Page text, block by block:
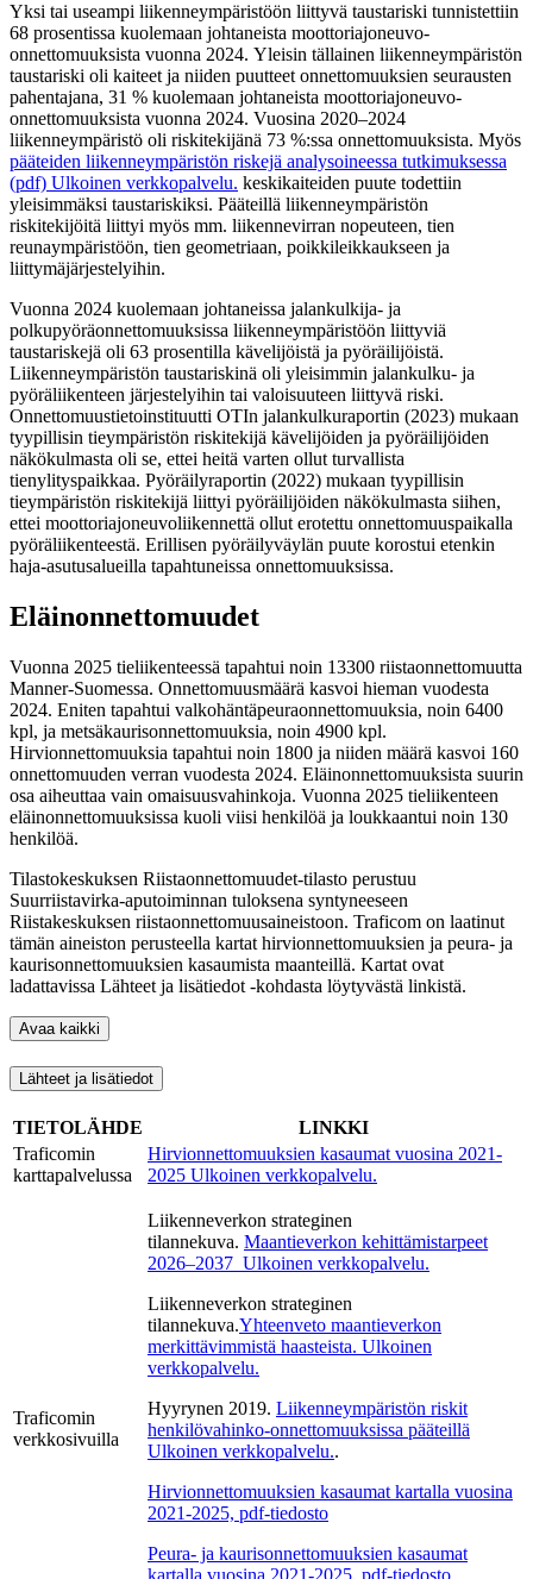
Yksi tai useampi liikenneympäristöön liittyvä taustariski tunnistettiin
68 prosentissa kuolemaan johtaneista moottoriajoneuvo-
onnettomuuksista vuonna 2024. Yleisin tällainen liikenneympäristön
taustariski oli kaiteet ja niiden puutteet onnettomuuksien seurausten
pahentajana, 31 % kuolemaan johtaneista moottoriajoneuvo-
onnettomuuksista vuonna 2024. Vuosina 2020–2024
liikenneympäristö oli riskitekijänä 73 %:ssa onnettomuuksista. Myös
pääteiden liikenneympäristön riskejä analysoineessa tutkimuksessa
(pdf) Ulkoinen verkkopalvelu. keskikaiteiden puute todettiin
yleisimmäksi taustariskiksi. Pääteillä liikenneympäristön
riskitekijöitä liittyi myös mm. liikennevirran nopeuteen, tien
reunaympäristöön, tien geometriaan, poikkileikkaukseen ja
liittymäjärjestelyihin.
Vuonna 2024 kuolemaan johtaneissa jalankulkija- ja
polkupyöräonnettomuuksissa liikenneympäristöön liittyviä
taustariskejä oli 63 prosentilla kävelijöistä ja pyöräilijöistä.
Liikenneympäristön taustariskinä oli yleisimmin jalankulku- ja
pyöräliikenteen järjestelyihin tai valoisuuteen liittyvä riski.
Onnettomuustietoinstituutti OTIn jalankulkuraportin (2023) mukaan
tyypillisin tieympäristön riskitekijä kävelijöiden ja pyöräilijöiden
näkökulmasta oli se, ettei heitä varten ollut turvallista
tienylityspaikkaa. Pyöräilyraportin (2022) mukaan tyypillisin
tieympäristön riskitekijä liittyi pyöräilijöiden näkökulmasta siihen,
ettei moottoriajoneuvoliikennettä ollut erotettu onnettomuuspaikalla
pyöräliikenteestä. Erillisen pyöräilyväylän puute korostui etenkin
haja-asutusalueilla tapahtuneissa onnettomuuksissa.
Eläinonnettomuudet
Vuonna 2025 tieliikenteessä tapahtui noin 13300 riistaonnettomuutta
Manner-Suomessa. Onnettomuusmäärä kasvoi hieman vuodesta
2024. Eniten tapahtui valkohäntäpeuraonnettomuuksia, noin 6400
kpl, ja metsäkaurisonnettomuuksia, noin 4900 kpl.
Hirvionnettomuuksia tapahtui noin 1800 ja niiden määrä kasvoi 160
onnettomuuden verran vuodesta 2024. Eläinonnettomuuksista suurin
osa aiheuttaa vain omaisuusvahinkoja. Vuonna 2025 tieliikenteen
eläinonnettomuuksissa kuoli viisi henkilöä ja loukkaantui noin 130
henkilöä.
Tilastokeskuksen Riistaonnettomuudet-tilasto perustuu
Suurriistavirka-aputoiminnan tuloksena syntyneeseen
Riistakeskuksen riistaonnettomuusaineistoon. Traficom on laatinut
tämän aineiston perusteella kartat hirvionnettomuuksien ja peura- ja
kaurisonnettomuuksien kasaumista maanteillä. Kartat ovat
ladattavissa Lähteet ja lisätiedot -kohdasta löytyvästä linkistä.
Avaa kaikki
Lähteet ja lisätiedot
TIETOLÄHDE
LINKKI
Traficomin
karttapalvelussa
Hirvionnettomuuksien kasaumat vuosina 2021-
2025 Ulkoinen verkkopalvelu.
Traficomin
verkkosivuilla
Liikenneverkon strateginen
tilannekuva. Maantieverkon kehittämistarpeet
2026–2037 Ulkoinen verkkopalvelu.
Liikenneverkon strateginen
tilannekuva.Yhteenveto maantieverkon
merkittävimmistä haasteista. Ulkoinen
verkkopalvelu.
Hyyrynen 2019. Liikenneympäristön riskit
henkilövahinko-onnettomuuksissa pääteillä
Ulkoinen verkkopalvelu..
Hirvionnettomuuksien kasaumat kartalla vuosina
2021-2025, pdf-tiedosto
Peura- ja kaurisonnettomuuksien kasaumat
kartalla vuosina 2021-2025, pdf-tiedosto